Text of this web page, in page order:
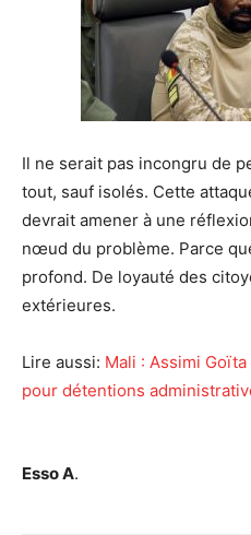
Il ne serait pas incongru de
tout, sauf isolés. Cette
devrait amener à une
nœud du problème. Parce
profond. De loyauté des
extérieures.
Lire aussi: Mali : Assimi
pour détentions
Esso A.